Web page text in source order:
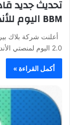
تحديث جديد
BBM اليوم للأندرويد و الأيفون
2.0 اليوم لمنصتي الأندرويد و الـ”iOS” و حسب…
أكمل القراءة »